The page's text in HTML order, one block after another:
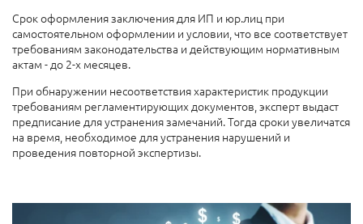
Срок оформления заключения для ИП и юр.лиц при
самостоятельном оформлении и условии, что все соответствует
требованиям законодательства и действующим нормативным
актам - до 2-х месяцев.
При обнаружении несоответствия характеристик продукции
требованиям регламентирующих документов, эксперт выдаст
предписание для устранения замечаний. Тогда сроки увеличатся
на время, необходимое для устранения нарушений и
проведения повторной экспертизы.